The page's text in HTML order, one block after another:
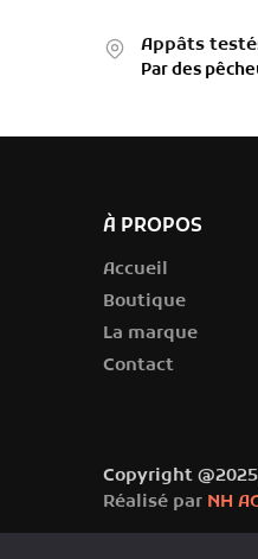
Appâts
Par des
À PROPOS
Accueil
Boutique
La marque
Contact
Copyright @2025
Réalisé par NH